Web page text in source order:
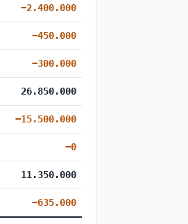
−2.400.000
−450.000
−300.000
26.850.000
−15.500.000
−0
11.350.000
−635.000